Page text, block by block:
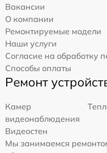
Вакансии
О компании
Ремонтируемые модели
Наши услуги
Согласие на обработку
Способы оплаты
Ремонт
Камер
видеонаблюдения
Видеостен
Мы занимаемся